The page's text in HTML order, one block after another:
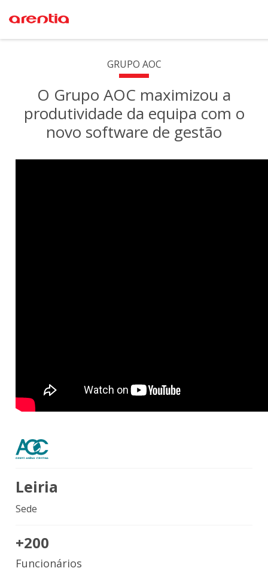
GRUPO AOC
O Grupo AOC maximizou a
produtividade da equipa com o
novo software de gestão
Leiria
Sede
+200
Funcionários